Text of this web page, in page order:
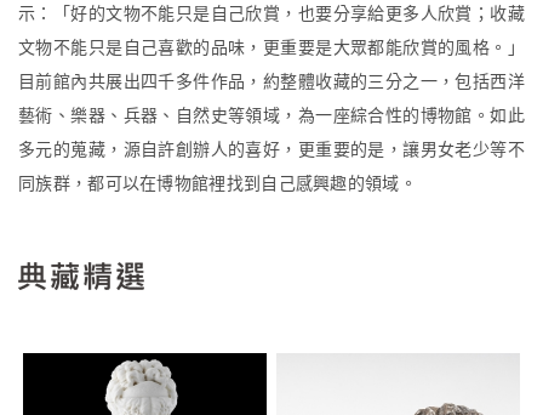
示：「好的文物不能只是自己欣賞，也要分享給更多人欣賞；收藏
文物不能只是自己喜歡的品味，更重要是大眾都能欣賞的風格。」
目前館內共展出四千多件作品，約整體收藏的三分之一，包括西洋
藝術、樂器、兵器、自然史等領域，為一座綜合性的博物館。如此
多元的蒐藏，源自許創辦人的喜好，更重要的是，讓男女老少等不
同族群，都可以在博物館裡找到自己感興趣的領域。
典藏精選